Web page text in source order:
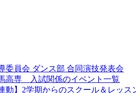
員会 ダンス部 合同演技発表会
高専 入試関係のイベント一覧
動】2学期からのスクール＆レッ